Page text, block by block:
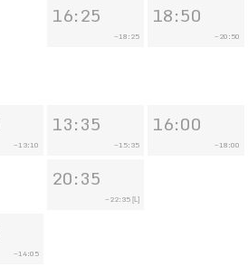
16:25
~18:25
18:50
~ 20:50
~13:10
13:35
~15:35
16:00
~18:00
20:35
~ 22:35 [L]
~14:05